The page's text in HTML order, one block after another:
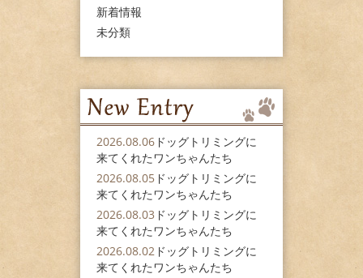
新着情報
未分類
2026.08.06 ドッグトリミングに
来てくれたワンちゃんたち
2026.08.05 ドッグトリミングに
来てくれたワンちゃんたち
2026.08.03 ドッグトリミングに
来てくれたワンちゃんたち
2026.08.02 ドッグトリミングに
来てくれたワンちゃんたち